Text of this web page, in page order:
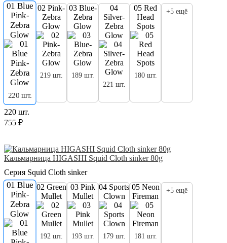
01 Blue
Pink-
Zebra
Glow
220 шт.
02 Pink-
Zebra
Glow
219 шт.
03 Blue-
Zebra
Glow
189 шт.
04
Silver-
Zebra
Glow
221 шт.
05 Red
Head
Spots
180 шт.
+5 ещё
220 шт.
755 ₽
Кальмарница HIGASHI Squid Cloth sinker 80g
Серия Squid Cloth sinker
01 Blue
Pink-
Zebra
Glow
02 Green
Mullet
192 шт.
03 Pink
Mullet
193 шт.
04 Sports
Clown
179 шт.
05 Neon
Fireman
181 шт.
+5 ещё